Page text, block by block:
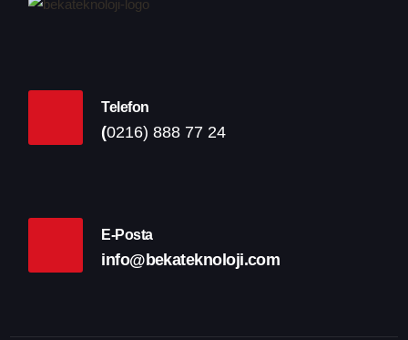
Telefon
(0216) 888 77 24
E-Posta
info@bekateknoloji.com